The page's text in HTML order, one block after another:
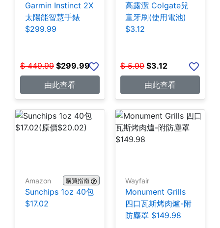
Garmin Instinct 2X
太陽能智慧手錶
$299.99
$ 449.99 $299.99
由此查看
高露潔 Colgate兒
童牙刷(使用電池)
$3.12
$ 5.99 $3.12
由此查看
Amazon 購買指南
Sunchips 1oz 40包
$17.02
Wayfair
Monument Grills
四口瓦斯烤肉爐-附
防塵罩 $149.98